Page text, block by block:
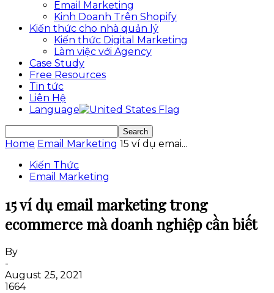
Email Marketing
Kinh Doanh Trên Shopify
Kiến thức cho nhà quản lý
Kiến thức Digital Marketing
Làm việc với Agency
Case Study
Free Resources
Tin tức
Liên Hệ
Language
Home Email Marketing 15 ví dụ emai...
Kiến Thức
Email Marketing
15 ví dụ email marketing trong
ecommerce mà doanh nghiệp cần biết
By
-
August 25, 2021
1664